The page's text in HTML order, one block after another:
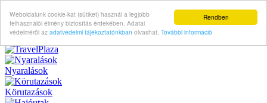
Rendben
Weboldalunk cookie-kat (sütiket) használ a legjobb
felhasználói élmény biztosítás érdekében. Adatai
védelméröl az adatvédelmi tájékoztatónkban olvashat. További információ
Nyaralások
Körutazások